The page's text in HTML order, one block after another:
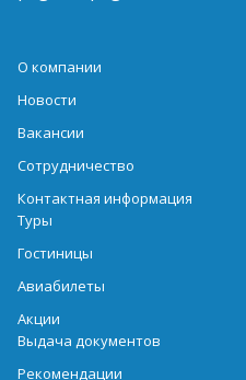
О компании
Новости
Вакансии
Сотрудничество
Контактная информация
Туры
Гостиницы
Авиабилеты
Акции
Выдача документов
Рекомендации